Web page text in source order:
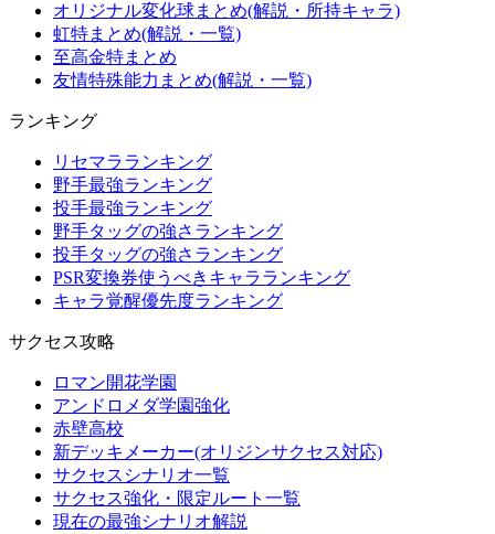
オリジナル変化球まとめ(解説・所持キャラ)
虹特まとめ(解説・一覧)
至高金特まとめ
友情特殊能力まとめ(解説・一覧)
ランキング
リセマラランキング
野手最強ランキング
投手最強ランキング
野手タッグの強さランキング
投手タッグの強さランキング
PSR変換券使うべきキャラランキング
キャラ覚醒優先度ランキング
サクセス攻略
ロマン開花学園
アンドロメダ学園強化
赤壁高校
新デッキメーカー(オリジンサクセス対応)
サクセスシナリオ一覧
サクセス強化・限定ルート一覧
現在の最強シナリオ解説